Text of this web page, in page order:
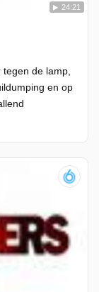
24:21
de lamp,
en op